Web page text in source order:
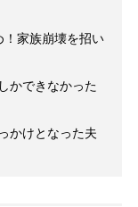
家族崩壊を招い
かできなかった
かけとなった夫